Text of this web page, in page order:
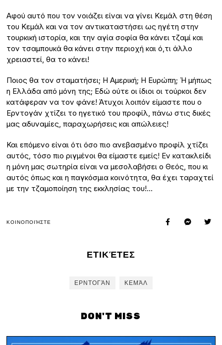
Αφού αυτό που τον νοιάζει είναι να γίνει Κεμάλ στη θέση
του Κεμάλ και να τον αντικαταστήσει ως ηγέτη στην
τουρκική ιστορία, και την αγία σοφία θα κάνει τζαμί και
τον τσαμπουκά θα κάνει στην περιοχή και ό,τι άλλο
χρειαστεί, θα το κάνει!
Ποιος θα τον σταματήσει; Η Αμερική; Η Ευρώπη; Ή μήπως
η Ελλάδα από μόνη της; Εδώ ούτε οι ίδιοι οι τούρκοι δεν
κατάφεραν να τον φάνε! Άτυχοι λοιπόν είμαστε που ο
Ερντογάν χτίζει το ηγετικό του προφίλ, πάνω στις δικές
μας αδυναμίες, παραχωρήσεις και απώλειες!
Και επόμενο είναι ότι όσο πιο ανεβασμένο προφίλ χτίζει
αυτός, τόσο πιο ριγμένοι θα είμαστε εμείς! Εν κατακλείδι
η μόνη μας σωτηρία είναι να μεσολαβήσει ο Θεός, που κι
αυτός όπως και η παγκόσμια κοινότητα, θα έχει ταραχτεί
με την τζαμοποίηση της εκκλησίας του!…
ΚΟΙΝΟΠΟΙΉΣΤΕ
ΕΤΙΚΈΤΕΣ
ΕΡΝΤΟΓΆΝ ΚΕΜΆΛ
DON'T MISS